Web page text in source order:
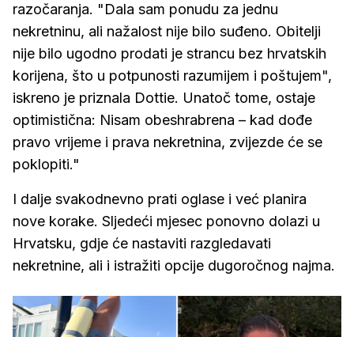
razočaranja. "Dala sam ponudu za jednu
nekretninu, ali nažalost nije bilo suđeno. Obitelji
nije bilo ugodno prodati je strancu bez hrvatskih
korijena, što u potpunosti razumijem i poštujem",
iskreno je priznala Dottie. Unatoč tome, ostaje
optimistična: Nisam obeshrabrena – kad dođe
pravo vrijeme i prava nekretnina, zvijezde će se
poklopiti."
I dalje svakodnevno prati oglase i već planira
nove korake. Sljedeći mjesec ponovno dolazi u
Hrvatsku, gdje će nastaviti razgledavati
nekretnine, ali i istražiti opcije dugoročnog najma.